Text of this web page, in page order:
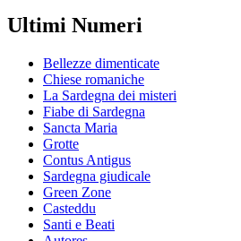
Ultimi Numeri
Bellezze dimenticate
Chiese romaniche
La Sardegna dei misteri
Fiabe di Sardegna
Sancta Maria
Grotte
Contus Antigus
Sardegna giudicale
Green Zone
Casteddu
Santi e Beati